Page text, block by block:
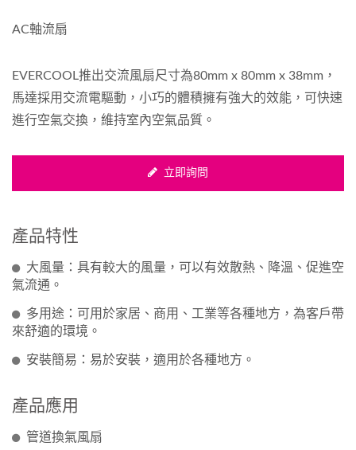
AC軸流扇
EVERCOOL推出交流風扇尺寸為80mm x 80mm x 38mm，
馬達採用交流電驅動，小巧的體積擁有強大的效能，可快速
進行空氣交換，維持室內空氣品質。
立即詢問
產品特性
大風量：具有較大的風量，可以有效散熱、降溫、促進空
氣流通。
多用途：可用於家居、商用、工業等各種地方，為客戶帶
來舒適的環境。
安裝簡易：易於安裝，適用於各種地方。
產品應用
管道換氣風扇